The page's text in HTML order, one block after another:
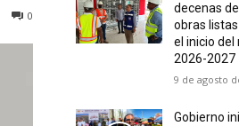
0
decenas
obras
el inicio del
2026-2027
9 de agosto
Gobierno